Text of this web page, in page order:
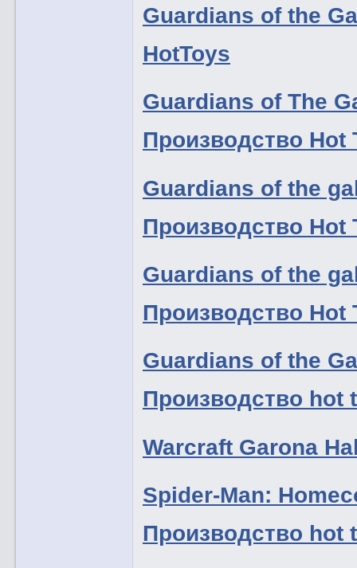
Guardians of the
HotToys
Guardians of The
Производство Hot
Guardians of the
Производство Hot
Guardians of the
Производство Hot
Guardians of the
Производство hot
Warcraft Garona
Spider-Man:
Производство hot